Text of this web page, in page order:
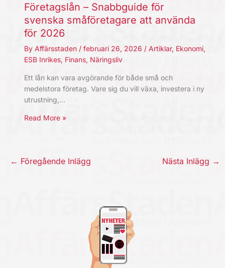
Företagslån – Snabbguide för
svenska småföretagare att använda
för 2026
By Affärsstaden / februari 26, 2026 / Artiklar, Ekonomi,
ESB Inrikes, Finans, Näringsliv
Ett lån kan vara avgörande för både små och
medelstora företag. Vare sig du vill växa, investera i ny
utrustning,…
Read More »
← Föregående Inlägg Nästa Inlägg →